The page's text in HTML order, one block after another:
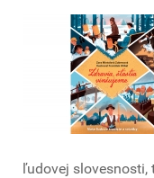
ľudovej slovesnosti,